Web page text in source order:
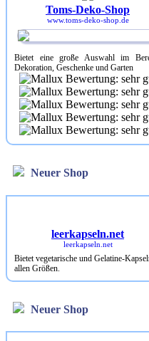
Toms-Deko-Shop
www.toms-deko-shop.de
Bietet eine große Auswahl im
Dekoration, Geschenke und Garten
Neuer Shop
leerkapseln.net
Bietet vegetarische und Gelatine-
allen Größen.